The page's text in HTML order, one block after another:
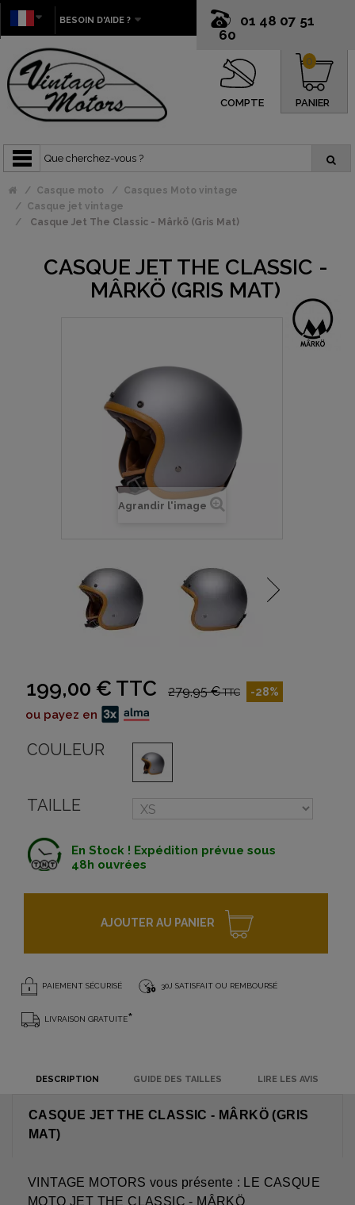
01 48 07 51
60
BESOIN D'AIDE ?
COMPTE PANIER
0
Casque moto
Casques Moto vintage
Casque jet vintage
Casque Jet The Classic - Mârkö (Gris Mat)
CASQUE JET THE CLASSIC -
MÂRKÖ (GRIS MAT)
Agrandir l'image
199,00 € TTC 279,95 €TTC -28%
ou payez en
COULEUR
TAILLE
En Stock ! Expédition prévue sous
48h ouvrées
AJOUTER AU PANIER
PAIEMENT SÉCURISÉ 30J SATISFAIT OU REMBOURSÉ
LIVRAISON GRATUITE*
DESCRIPTION GUIDE DES TAILLES LIRE LES AVIS
CASQUE JET THE CLASSIC - MÂRKÖ (GRIS
MAT)
VINTAGE MOTORS vous présente : LE CASQUE
MOTO JET THE CLASSIC - MÂRKÖ